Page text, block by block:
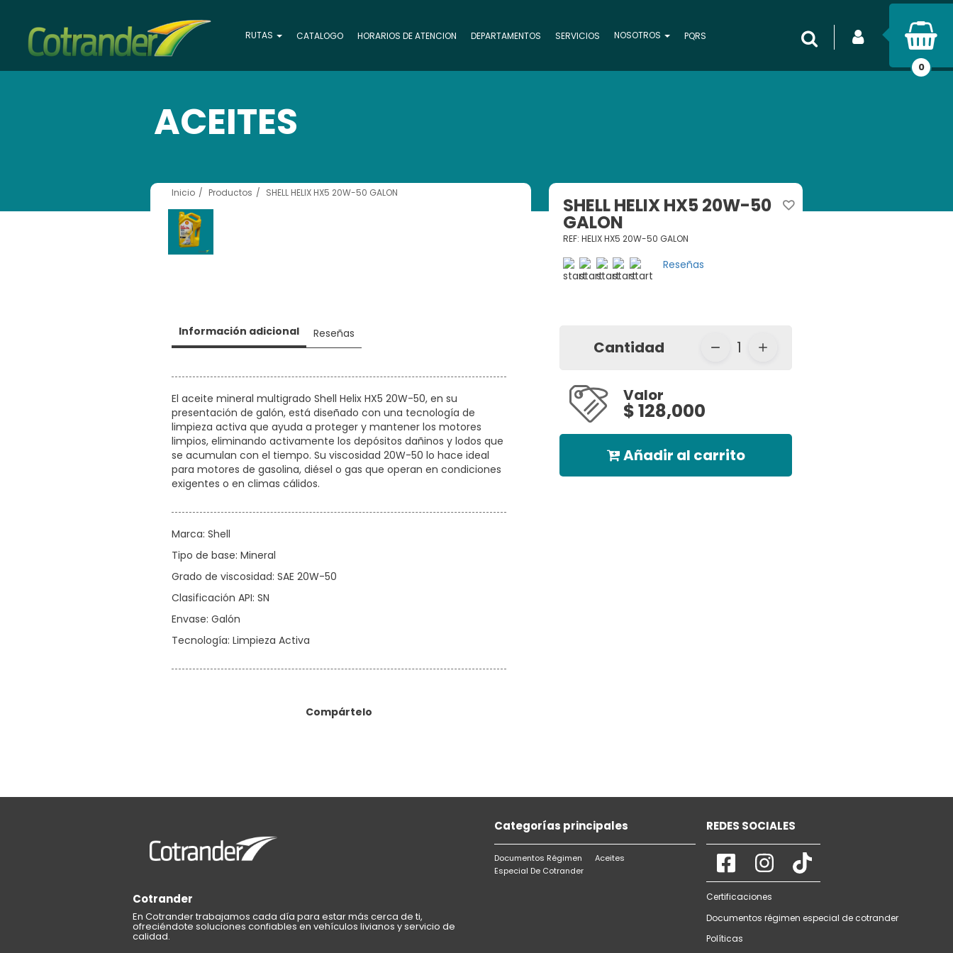
RUTAS CATALOGO HORARIOS DE ATENCION DEPARTAMENTOS SERVICIOS NOSOTROS PQRS INICIAR SESIÓN
Buscar
0
ACEITES
Inicio Productos SHELL HELIX HX5 20W-50 GALON
Información adicional Reseñas
El aceite mineral multigrado Shell Helix HX5 20W-50, en su
presentación de galón, está diseñado con una tecnología de
limpieza activa que ayuda a proteger y mantener los motores
limpios, eliminando activamente los depósitos dañinos y lodos que
se acumulan con el tiempo. Su viscosidad 20W-50 lo hace ideal
para motores de gasolina, diésel o gas que operan en condiciones
exigentes o en climas cálidos.
Marca: Shell
Tipo de base: Mineral
Grado de viscosidad: SAE 20W-50
Clasificación API: SN
Envase: Galón
Tecnología: Limpieza Activa
Compártelo
SHELL HELIX HX5 20W-50
GALON
REF: HELIX HX5 20W-50 GALON
Reseñas
Cantidad 1
Valor
$ 128,000
Añadir al carrito
Cotrander
En Cotrander trabajamos cada día para estar más cerca de ti,
ofreciéndote soluciones confiables en vehículos livianos y servicio de
calidad.
Categorías principales
Documentos Régimen
Especial De Cotrander
Aceites
REDES SOCIALES
Certificaciones
Documentos régimen especial de cotrander
Políticas